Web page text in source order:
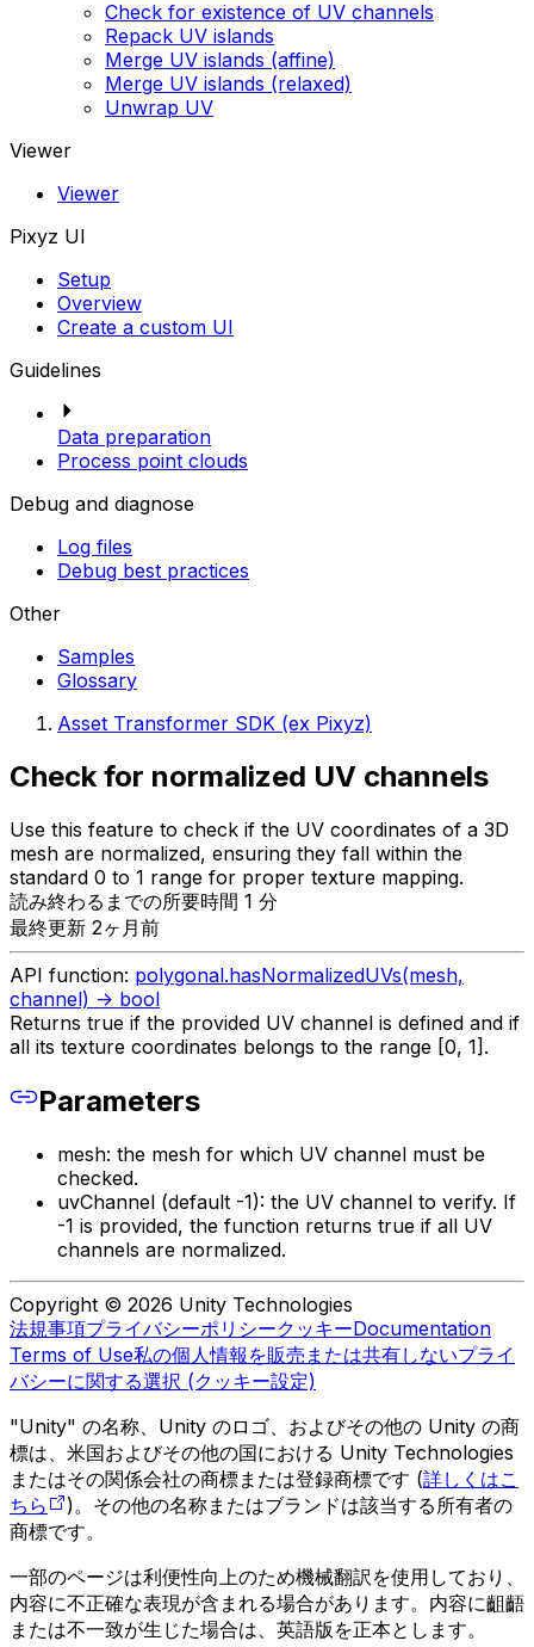
Check for existence of UV channels
Repack UV islands
Merge UV islands (affine)
Merge UV islands (relaxed)
Unwrap UV
Viewer
Viewer
Pixyz UI
Setup
Overview
Create a custom UI
Guidelines
Data preparation
Process point clouds
Debug and diagnose
Log files
Debug best practices
Other
Samples
Glossary
Asset Transformer SDK (ex Pixyz)
Check for normalized UV channels
Use this feature to check if the UV coordinates of a 3D
mesh are normalized, ensuring they fall within the
standard 0 to 1 range for proper texture mapping.
読み終わるまでの所要時間 1 分
最終更新 2ヶ月前
API function: polygonal.hasNormalizedUVs(mesh,
channel) -> bool
Returns true if the provided UV channel is defined and if
all its texture coordinates belongs to the range [0, 1].
Parameters
mesh: the mesh for which UV channel must be
checked.
uvChannel (default -1): the UV channel to verify. If
-1 is provided, the function returns true if all UV
channels are normalized.
Copyright © 2026 Unity Technologies
法規事項プライバシーポリシークッキーDocumentation
Terms of Use私の個人情報を販売または共有しないプライ
バシーに関する選択 (クッキー設定)
"Unity" の名称、Unity のロゴ、およびその他の Unity の商
標は、米国およびその他の国における Unity Technologies
またはその関係会社の商標または登録商標です (詳しくはこ
ちら
)。その他の名称またはブランドは該当する所有者の
商標です。
一部のページは利便性向上のため機械翻訳を使用しており、
内容に不正確な表現が含まれる場合があります。内容に齟齬
または不一致が生じた場合は、英語版を正本とします。